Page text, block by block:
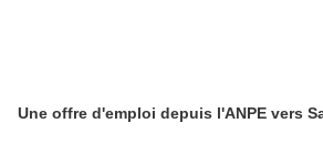
Une offre d'emploi depuis l'ANPE vers